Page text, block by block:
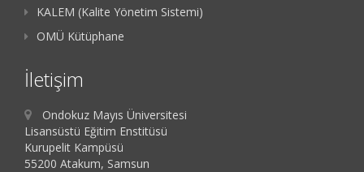
KALEM (Kalite Yönetim Sistemi)
OMÜ Kütüphane
İletişim
Ondokuz Mayıs Üniversitesi
Lisansüstü Eğitim Enstitüsü
Kurupelit Kampüsü
55200 Atakum, Samsun